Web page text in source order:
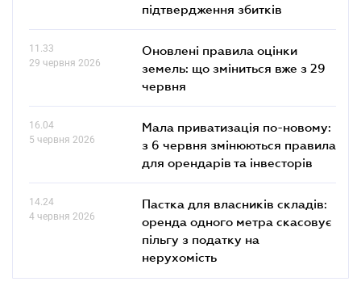
підтвердження збитків
11.33
29 червня 2026
Оновлені правила оцінки
земель: що зміниться вже з 29
червня
16.04
5 червня 2026
Мала приватизація по-новому:
з 6 червня змінюються правила
для орендарів та інвесторів
14.24
4 червня 2026
Пастка для власників складів:
оренда одного метра скасовує
пільгу з податку на
нерухомість